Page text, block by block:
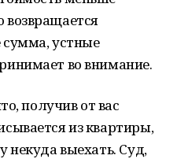
возвращается
сумма, устные
во внимание.
получив от вас
из квартиры,
некуда выехать. Суд,